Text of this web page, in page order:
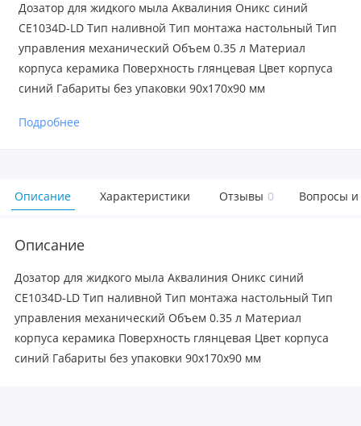
Дозатор для жидкого мыла Аквалиния Оникс синий
CE1034D-LD Тип наливной Тип монтажа настольный Тип
управления механический Объем 0.35 л Материал
корпуса керамика Поверхность глянцевая Цвет корпуса
синий Габариты без упаковки 90х170х90 мм
Подробнее
Описание Характеристики Отзывы 0 Вопросы и
Описание
Дозатор для жидкого мыла Аквалиния Оникс синий
CE1034D-LD Тип наливной Тип монтажа настольный Тип
управления механический Объем 0.35 л Материал
корпуса керамика Поверхность глянцевая Цвет корпуса
синий Габариты без упаковки 90х170х90 мм